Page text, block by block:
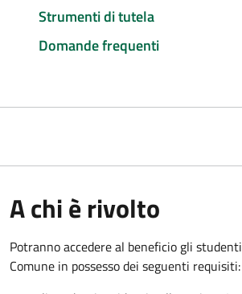
Strumenti di tutela
Domande frequenti
A chi è rivolto
Potranno accedere al beneficio gli
Comune in possesso dei seguenti requisiti: